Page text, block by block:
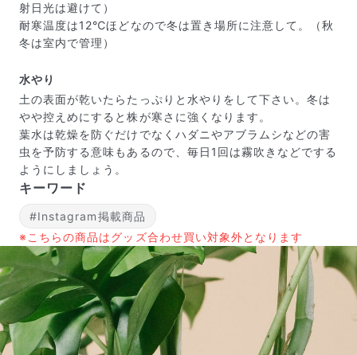
届いたお花に元気がなかったら？
もし届いたお花に「枯れている」「折れている」などの
不備があった場合は、些細なことでもお気軽にサポート
までご連絡ください。ご返金にて補償いたします。
射日光は避けて）
耐寒温度は12℃ほどなので冬は置き場所に注意して。（秋
冬は室内で管理）
水やり
土の表面が乾いたらたっぷりと水やりをして下さい。冬は
やや控えめにすると株が寒さに強くなります。
葉水は乾燥を防ぐだけでなくハダニやアブラムシなどの害
虫を予防する意味もあるので、毎日1回は霧吹きなどでする
ようにしましょう。
キーワード
#Instagram掲載商品
※こちらの商品はグッズ合わせ買い対象外となります